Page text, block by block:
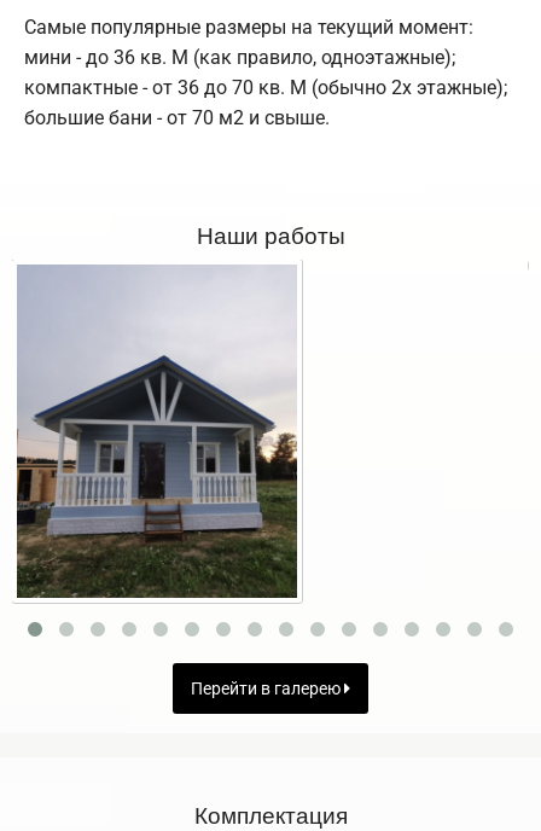
Самые популярные размеры на текущий момент:
мини - до 36 кв. М (как правило, одноэтажные);
компактные - от 36 до 70 кв. М (обычно 2х этажные);
большие бани - от 70 м2 и свыше.
Наши работы
Перейти в галерею
Комплектация